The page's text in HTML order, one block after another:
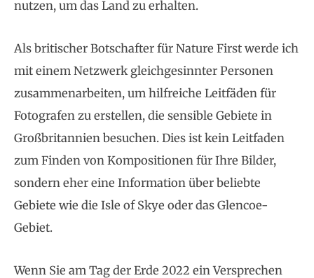
nutzen, um das Land zu erhalten.
Als britischer Botschafter für Nature First werde ich
mit einem Netzwerk gleichgesinnter Personen
zusammenarbeiten, um hilfreiche Leitfäden für
Fotografen zu erstellen, die sensible Gebiete in
Großbritannien besuchen. Dies ist kein Leitfaden
zum Finden von Kompositionen für Ihre Bilder,
sondern eher eine Information über beliebte
Gebiete wie die Isle of Skye oder das Glencoe-
Gebiet.
Wenn Sie am Tag der Erde 2022 ein Versprechen